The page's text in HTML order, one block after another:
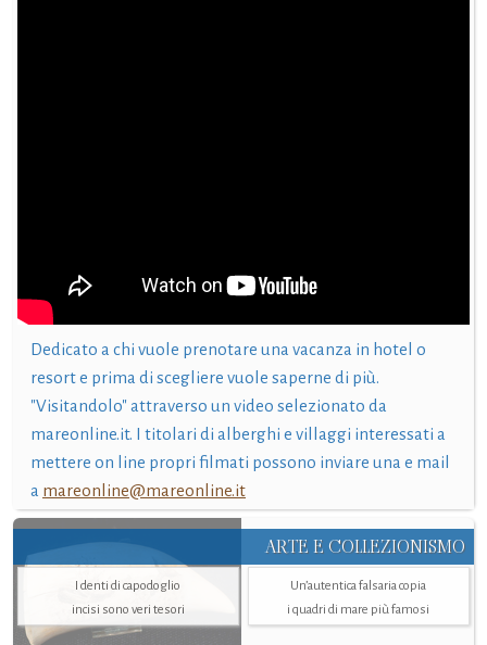
Dedicato a chi vuole prenotare una vacanza in hotel o
resort e prima di scegliere vuole saperne di più.
"Visitandolo" attraverso un video selezionato da
mareonline.it. I titolari di alberghi e villaggi interessati a
mettere on line propri filmati possono inviare una e mail
a mareonline@mareonline.it
ARTE E COLLEZIONISMO
I denti di capodoglio
incisi sono veri tesori
Un’autentica falsaria copia
i quadri di mare più famosi